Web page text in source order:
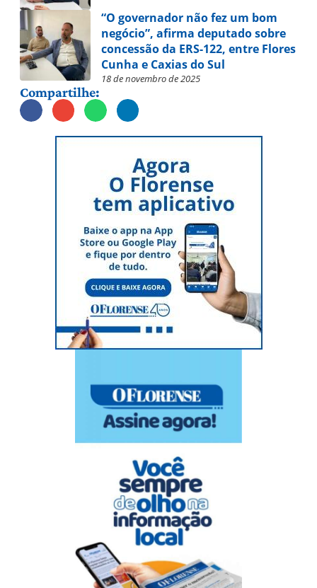
“O governador não fez um bom
negócio”, afirma deputado sobre
concessão da ERS-122, entre Flores
Cunha e Caxias do Sul
18 de novembro de 2025
Compartilhe: